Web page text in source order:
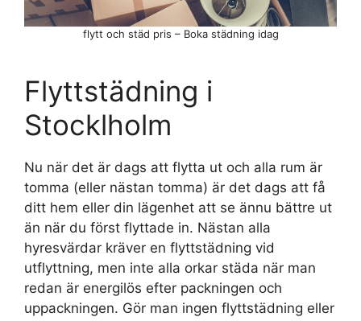
Flyttstädning i
Stocklholm
Nu när det är dags att flytta ut och alla rum är
tomma (eller nästan tomma) är det dags att få
ditt hem eller din lägenhet att se ännu bättre ut
än när du först flyttade in. Nästan alla
hyresvärdar kräver en flyttstädning vid
utflyttning, men inte alla orkar städa när man
redan är energilös efter packningen och
uppackningen. Gör man ingen flyttstädning eller
flytt och städ pris – Boka städning idag